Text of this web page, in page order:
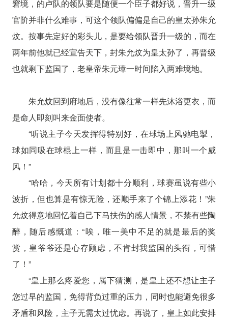
窘境，的卢队的领队要是随便一个臣子都好说，晋升一级
官阶并非什么难事，可这个领队偏偏是自己的皇太孙朱允
炆。按事先定好的彩头儿，是要给领队晋升一级的，而在
两年前他就已经宣告天下，封朱允炆为皇太孙了，再晋级
也就剩下监国了，老皇帝朱元璋一时间陷入两难境地。
朱允炆回到府地后，没有像往常一样先沐浴更衣，而
是命人即刻叫来金面使者。
“听说主子今天发挥得特别好，在球场上风驰电掣，
球如同吸在球棍上一样，而且是一击即中，那叫一个威
风！”
“哈哈，今天所有计划都十分顺利，球赛虽说有些小
波折，但也算是有惊无险，还顺手来了个锦上添花！”朱
允炆得意地回忆着自己下马扶伤的感人情景，不禁有些陶
醉，随后感慨道：“唉，唯一美中不足的就是最后的奖
赏，皇爷爷还是心存顾虑，不肯封我监国的头衔，可惜
了！”
“皇上那么疼爱您，属下猜测，是皇上还不想让主子
您过早的监国，免得背负过重的压力，同时也能避免很多
矛盾和风险，主子无需太过忧虑。再说了，皇上如此安排